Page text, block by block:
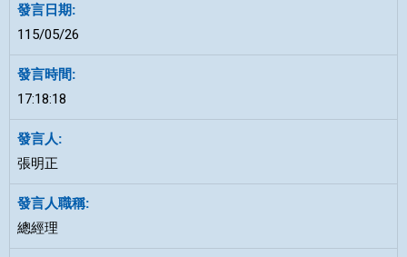
115/05/26
17:18:18
張明正
總經理